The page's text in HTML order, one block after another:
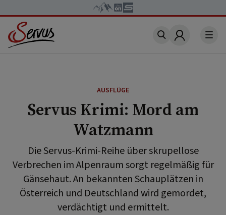
Account
AUSFLÜGE
Servus Krimi: Mord am
Watzmann
Die Servus-Krimi-Reihe über skrupellose
Verbrechen im Alpenraum sorgt regelmäßig für
Gänsehaut. An bekannten Schauplätzen in
Österreich und Deutschland wird gemordet,
verdächtigt und ermittelt.